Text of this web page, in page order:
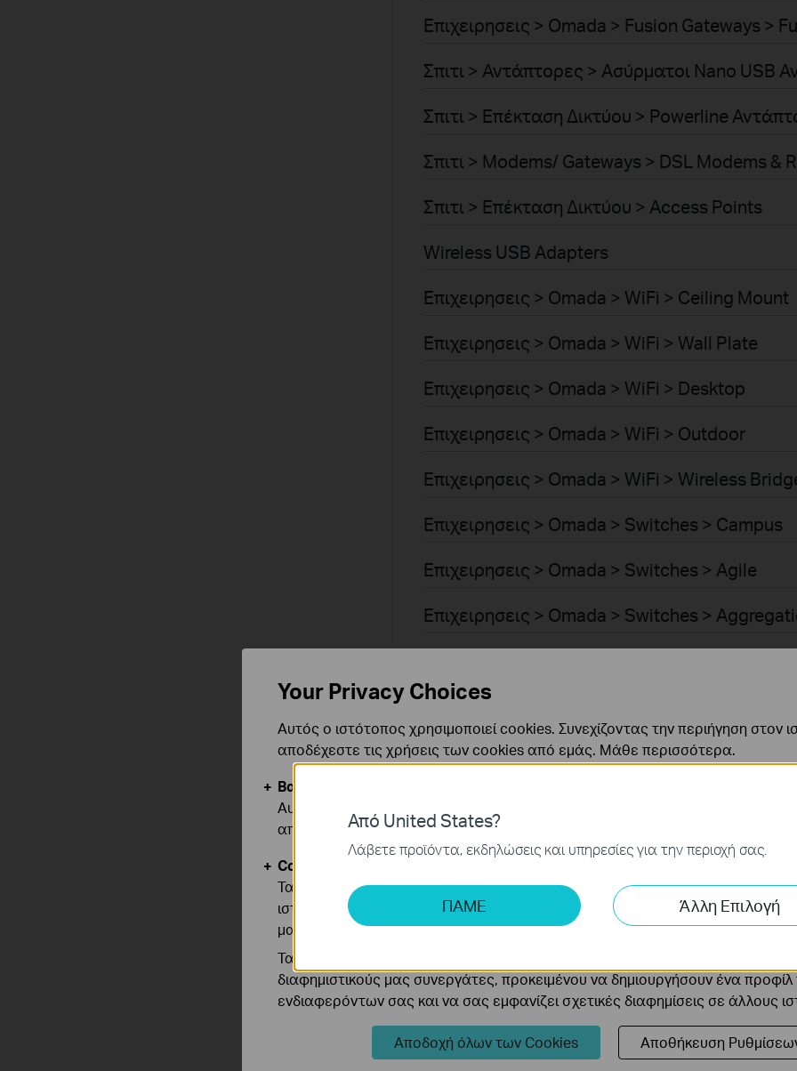
Επιχειρησεις > Omada > Fusion Gateways >
Σπιτι > Αντάπτορες > Ασύρματοι Nano USB
Σπιτι > Επέκταση Δικτύου > Powerline
Σπιτι > Modems/ Gateways > DSL Modems &
Σπιτι > Επέκταση Δικτύου > Access Points
Wireless USB Adapters
Επιχειρησεις > Omada > WiFi > Ceiling Mount
Επιχειρησεις > Omada > WiFi > Wall Plate
Επιχειρησεις > Omada > WiFi > Desktop
Επιχειρησεις > Omada > WiFi > Outdoor
Επιχειρησεις > Omada > WiFi > Wireless
Επιχειρησεις > Omada > Switches > Campus
Επιχειρησεις > Omada > Switches > Agile
Επιχειρησεις > Omada > Switches >
Επιχειρησεις > Omada > Switches > Access
Επιχειρησεις > Omada > WiFi > GPON
Επιχειρησεις > Omada > Switches > Industrial
Επιχειρησεις > Omada > Switches > Access
Επιχειρησεις > Omada > Standard Gateways >
Επιχειρησεις > Omada > Standard Gateways >
Επιχειρησεις > Omada > Standard Gateways
Από United States?
Λάβετε προϊόντα, εκδηλώσεις και υπηρεσίες για την περιοχή σας.
ΠΑΜΕ Άλλη Επιλογή
Your Privacy Choices
Αυτός ο ιστότοπος χρησιμοποιεί cookies. Συνεχίζοντας την περιήγηση στον
αποδέχεστε τις χρήσεις των cookies από εμάς. Μάθε περισσότερα.
Βασικά Cookies
Αυτά τα cookie είναι απαραίτητα για τη λειτουργία του ιστότοπου και δεν
απενεργοποιηθούν στα συστήματά σας.
Cookies Ανάλυσης και Μάρκετινγκ
Τα cookie ανάλυσης μας δίνουν τη δυνατότητα να αναλύσουμε τις
ιστότοπό μας για να βελτιώσουμε και να προσαρμόσουμε τη λειτουργικότητα
μας.
Τα διαφημιστικά cookie μπορούν να ρυθμιστούν μέσω του ιστότοπού μας από
διαφημιστικούς μας συνεργάτες, προκειμένου να δημιουργήσουν ένα
ενδιαφερόντων σας και να σας εμφανίζει σχετικές διαφημίσεις σε άλλους
Αποδοχή όλων των Cookies Αποθήκευση